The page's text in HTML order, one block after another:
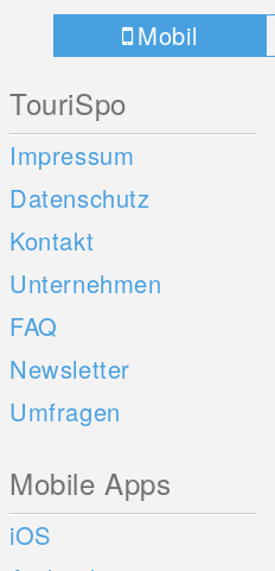
Mobil
TouriSpo
Impressum
Datenschutz
Kontakt
Unternehmen
FAQ
Newsletter
Umfragen
Mobile Apps
iOS